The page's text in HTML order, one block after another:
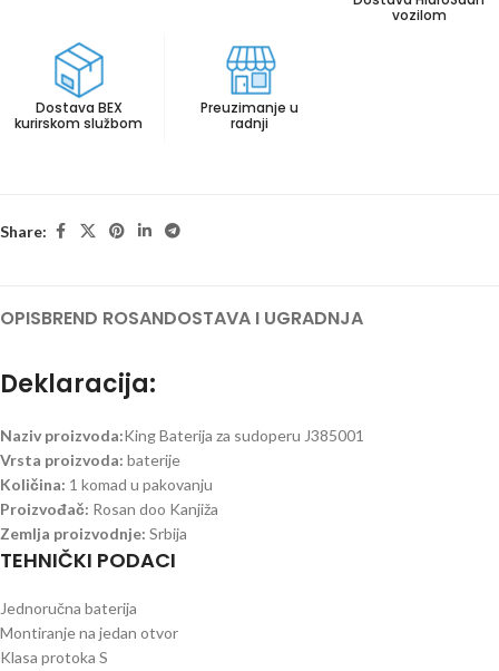
vozilom
Dostava BEX
kurirskom službom
Preuzimanje u
radnji
Share:
OPISBREND ROSANDOSTAVA I UGRADNJA
Deklaracija:
Naziv proizvoda:King Baterija za sudoperu J385001
Vrsta proizvoda: baterije
Količina: 1 komad u pakovanju
Proizvođač: Rosan doo Kanjiža
Zemlja proizvodnje: Srbija
TEHNIČKI PODACI
Jednoručna baterija
Montiranje na jedan otvor
Klasa protoka S